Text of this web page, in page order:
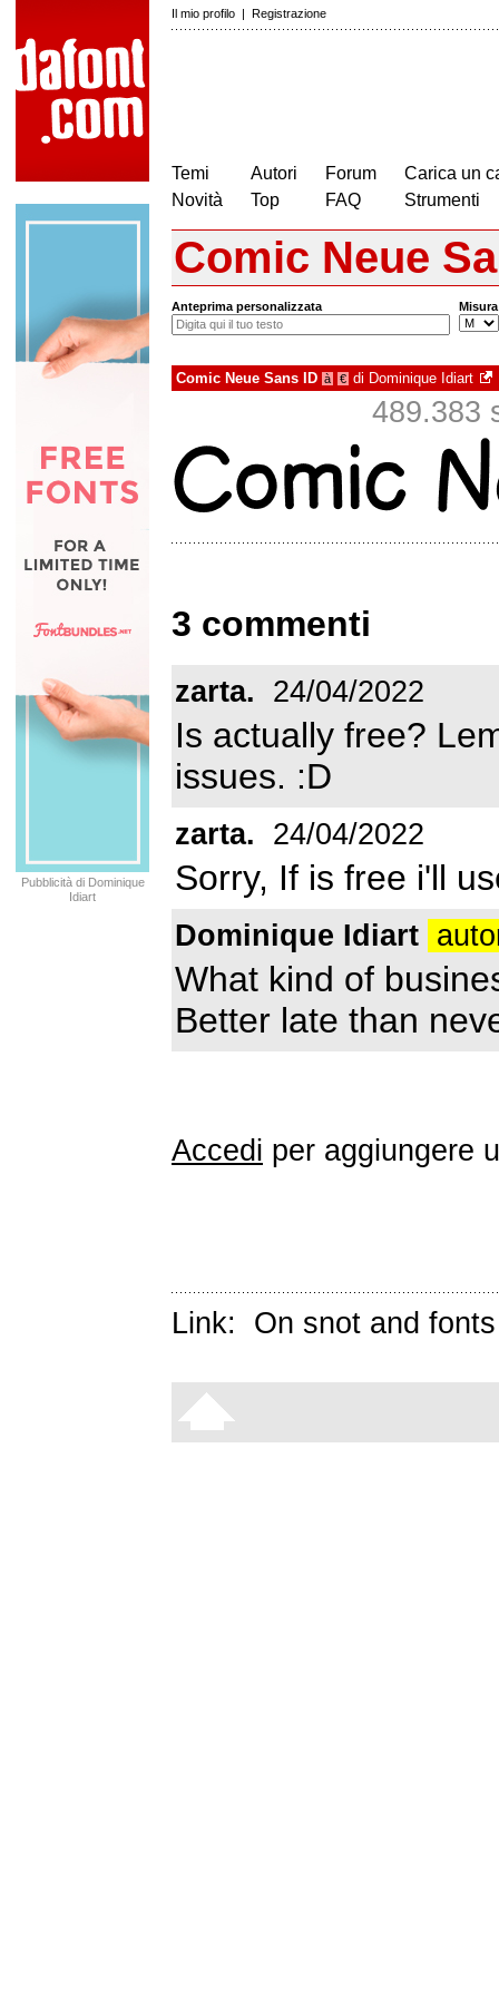
Il mio profilo | Registrazione
Temi
Novità
Autori
Top
Forum
FAQ
Carica un
Strumenti
Pubblicità di Dominique
Idiart
Comic Neue
Anteprima personalizzata Misura
Comic Neue Sans ID à € di Dominique Idiart
489.383
3 commenti
zarta. 24/04/2022
Is actually free?
issues. :D
zarta. 24/04/2022
Sorry, If is free i'll
Dominique Idiart
What kind of
Better late than
Accedi per aggiungere
Link: On snot and fonts